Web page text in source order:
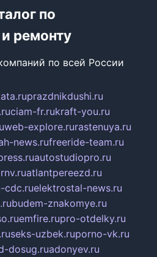
по
ремонту
по всей России
prazdnikdushi.ru
ciam-fr.rukraft-you.ru
web-explore.rurastenuya.ru
news.rufreeride-team.ru
autostudiopro.ru
atlantpereezd.ru
cdc.ruelektrostal-news.ru
budem-znakomye.ru
emfire.rupro-otdelky.ru
seks-uzbek.ruporno-vk.ru
dosug.ruadonyev.ru